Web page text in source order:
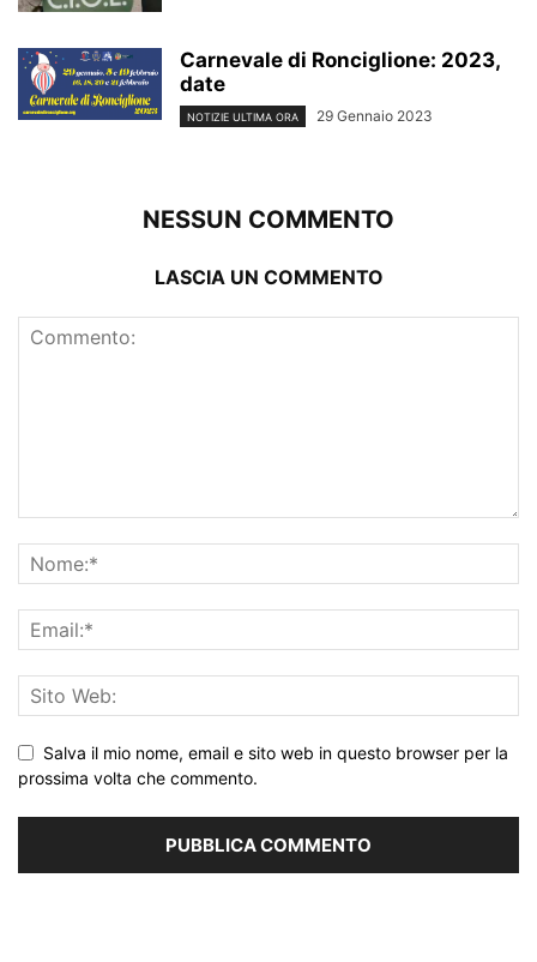
Carnevale di Ronciglione: 2023,
date
NOTIZIE ULTIMA ORA 29 Gennaio 2023
NESSUN COMMENTO
LASCIA UN COMMENTO
Salva il mio nome, email e sito web in questo browser per la
prossima volta che commento.